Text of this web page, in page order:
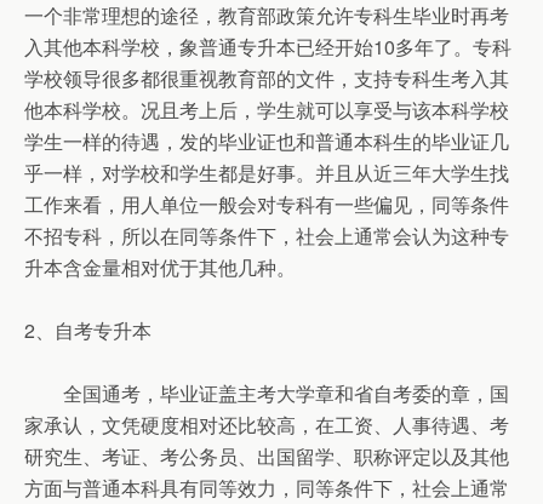
一个非常理想的途径，教育部政策允许专科生毕业时再考
入其他本科学校，象普通专升本已经开始10多年了。专科
学校领导很多都很重视教育部的文件，支持专科生考入其
他本科学校。况且考上后，学生就可以享受与该本科学校
学生一样的待遇，发的毕业证也和普通本科生的毕业证几
乎一样，对学校和学生都是好事。并且从近三年大学生找
工作来看，用人单位一般会对专科有一些偏见，同等条件
不招专科，所以在同等条件下，社会上通常会认为这种专
升本含金量相对优于其他几种。
2、自考专升本
全国通考，毕业证盖主考大学章和省自考委的章，国
家承认，文凭硬度相对还比较高，在工资、人事待遇、考
研究生、考证、考公务员、出国留学、职称评定以及其他
方面与普通本科具有同等效力，同等条件下，社会上通常